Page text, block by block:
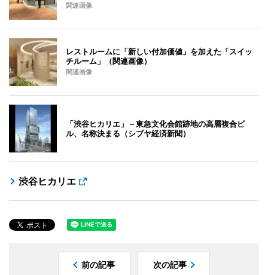
関連画像
レストルームに「新しい付加価値」を加えた「スイッ
チルーム」（関連画像）
関連画像
「渋谷ヒカリエ」－東急文化会館跡地の高層複合ビ
ル、名称決まる（シブヤ経済新聞）
渋谷ヒカリエ
前の記事 次の記事